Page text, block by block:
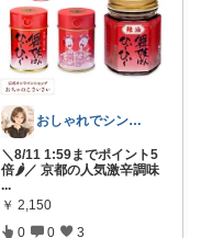
おしゃれでシンプルな暮らしが好きな人
＼8/11 1:59までポイント5
倍🌶️／ 京都の人気激辛調味
...
￥ 2,150
0 0 3